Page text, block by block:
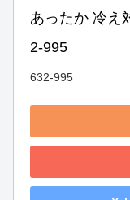
あったか 冷え
2-995
632-995